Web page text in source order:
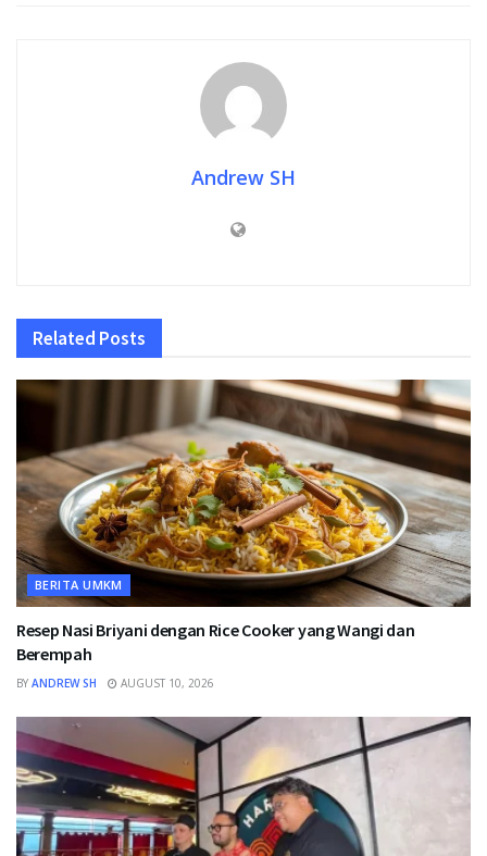
Andrew SH
Related Posts
BERITA UMKM
Resep Nasi Briyani dengan Rice Cooker yang Wangi dan
Berempah
BY ANDREW SH AUGUST 10, 2026